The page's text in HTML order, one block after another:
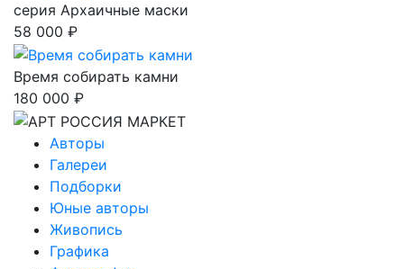
серия Архаичные маски
58 000 ₽
Время собирать камни
180 000 ₽
Авторы
Галереи
Подборки
Юные авторы
Живопись
Графика